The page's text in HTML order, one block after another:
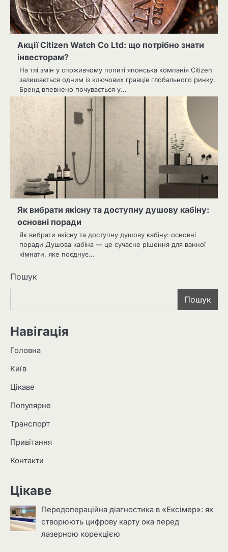
Акції Citizen Watch Co Ltd: що потрібно знати
інвесторам?
На тлі змін у споживчому попиті японська компанія Citizen
залишається одним із ключових гравців глобального ринку.
Бренд впевнено почувається у…
Як вибрати якісну та доступну душову кабіну:
основні поради
Як вибрати якісну та доступну душову кабіну: основні
поради Душова кабіна — це сучасне рішення для ванної
кімнати, яке поєднує…
Пошук
Пошук
Навігація
Головна
Київ
Цікаве
Популярне
Транспорт
Привітання
Контакти
Цікаве
Передопераційна діагностика в «Ексімер»: як
створюють цифрову карту ока перед
лазерною корекцією